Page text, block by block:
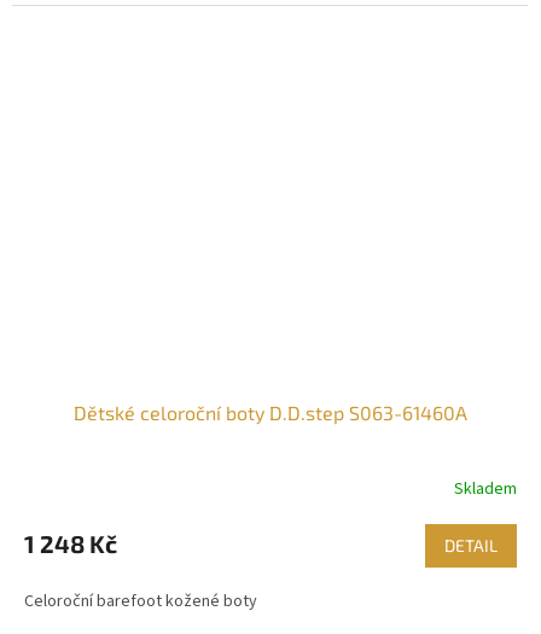
Dětské celoroční boty D.D.step S063-61460A
Skladem
1 248 Kč DETAIL
Celoroční barefoot kožené boty